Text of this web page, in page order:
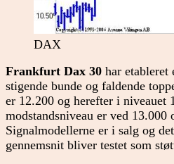
DAX
Frankfurt Dax 30 har
stigende bunde og faldende
er 12.200 og herefter i niveauet
modstandsniveau er ved 13.000
Signalmodellerne er i salg og
gennemsnit bliver testet som